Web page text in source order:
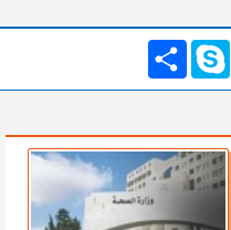
انشر Skype